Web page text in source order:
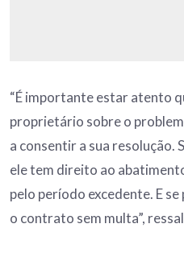
“É importante estar atento
proprietário sobre o
a consentir a sua resolução.
ele tem direito ao
pelo período excedente. E
o contrato sem multa”,